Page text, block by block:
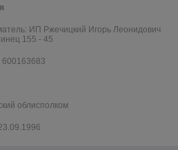
ИП Ржечицкий Игорь Леонидович
155 - 45
облисполком